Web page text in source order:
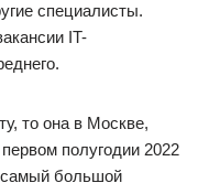
специалисты.
IT-
то она в Москве,
полугодии 2022
самый большой